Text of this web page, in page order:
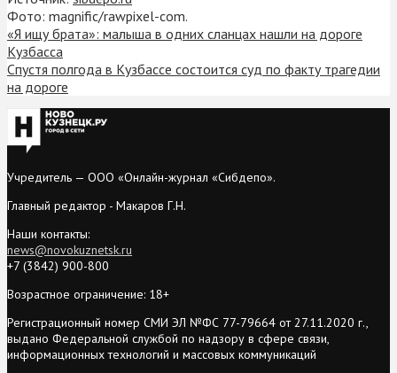
Фото: magnific/rawpixel-com.
«Я ищу брата»: малыша в одних сланцах нашли на дороге
Кузбасса
Спустя полгода в Кузбассе состоится суд по факту трагедии
на дороге
Учредитель — ООО «Онлайн-журнал «Сибдепо».
Главный редактор - Макаров Г.Н.
Наши контакты:
news@novokuznetsk.ru
+7 (3842) 900-800
Возрастное ограничение: 18+
Регистрационный номер СМИ ЭЛ №ФС 77-79664 от 27.11.2020 г.,
выдано Федеральной службой по надзору в сфере связи,
информационных технологий и массовых коммуникаций